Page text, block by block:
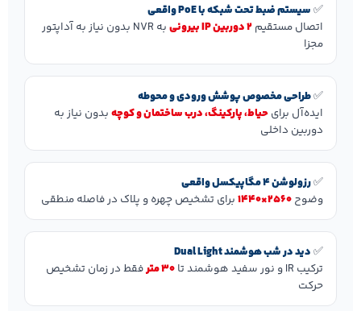
✅سیستم ضبط تحت شبکه با PoE واقعی
اتصال مستقیم۲ دوربین IP بیرونی
به NVR بدون نیاز به آداپتور
مجزا
✅طراحی مخصوص پوشش ورودی و محوطه
ایده‌آل برایحیاط، پارکینگ، درب ساختمان و کوچهبدون نیاز به
دوربین داخلی
✅رزولوشن ۴ مگاپیکسل واقعی
وضوح2560×1440 برای تشخیص چهره و پلاک در فاصله منطقی
✅دید در شب هوشمند Dual Light
ترکیب IR و نور سفید هوشمند تا
۳۰ متر
فقط در زمان تشخیص
حرکت